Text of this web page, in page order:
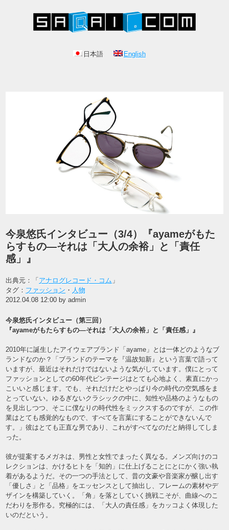
日本語 English
今泉悠氏インタビュー（3/4）『ayameがもた
らすもの―それは「大人の余裕」と「責任
感」』
出典元：「 アナログレコード・コム 」
タグ： ファッション ・ 人物
2012.04.08 12:00 by admin
今泉悠氏インタビュー（第三回）
『ayameがもたらすもの―それは「大人の余裕」と「責任感」』
2010年に誕生したアイウェアブランド「ayame」とは一体どのようなブ
ランドなのか？「ブランドのテーマを『温故知新』という言葉で語って
いますが、最近はそれだけではないような気がしています。僕にとって
ファッションとしての60年代ビンテージはとても心地よく、素直にかっ
こいいと感じます。でも、それだけだとやっぱり今の時代の空気感をま
とっていない。ゆるぎないクラシックの中に、知性や品格のようなもの
を見出しつつ、そこに僕なりの時代性をミックスするのですが、この作
業はとても感覚的なもので、すべてを言葉にすることができないんで
す。」彼はとても正直な男であり、これがすべてなのだと納得してしま
った。
彼が提案するメガネは、男性と女性でまったく異なる。
メンズ向けのコ
レクションは、かけるヒトを「知的」に仕上げることにとにかく強い執
着があるようだ。その一つの手法として、昔の文豪や音楽家が醸し出す
「優しさ」と「品格」をエッセンスとして抽出し、フレームの素材やデ
ザインを構築していく。「角」を落としていく挑戦こそが、曲線へのこ
だわりを形作る。究極的には、「大人の責任感」をカッコよく体現した
いのだという。